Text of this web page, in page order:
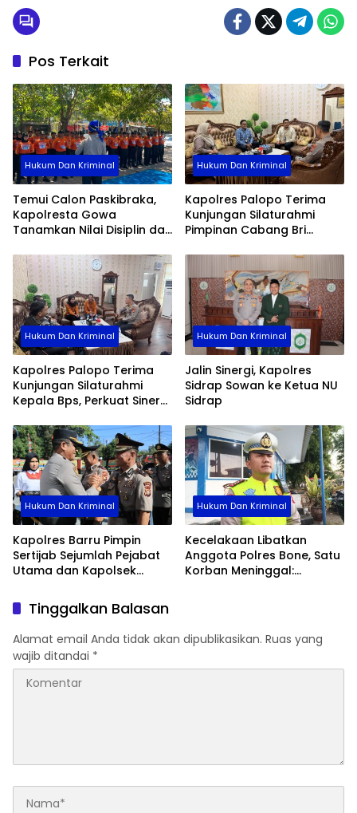
Pos Terkait
Hukum Dan Kriminal
Temui Calon Paskibraka,
Kapolresta Gowa
Tanamkan Nilai Disiplin dan
Hukum Dan Kriminal
Kapolres Palopo Terima
Kunjungan Silaturahmi
Pimpinan Cabang Bri
Hukum Dan Kriminal
Kapolres Palopo Terima
Kunjungan Silaturahmi
Kepala Bps, Perkuat Sinergi
Hukum Dan Kriminal
Jalin Sinergi, Kapolres
Sidrap Sowan ke Ketua NU
Sidrap
Hukum Dan Kriminal
Kapolres Barru Pimpin
Sertijab Sejumlah Pejabat
Utama dan Kapolsek
Organisasi
Hukum Dan Kriminal
Kecelakaan Libatkan
Anggota Polres Bone, Satu
Korban Meninggal:
Tinggalkan Balasan
Alamat email Anda tidak akan dipublikasikan. Ruas yang
wajib ditandai *